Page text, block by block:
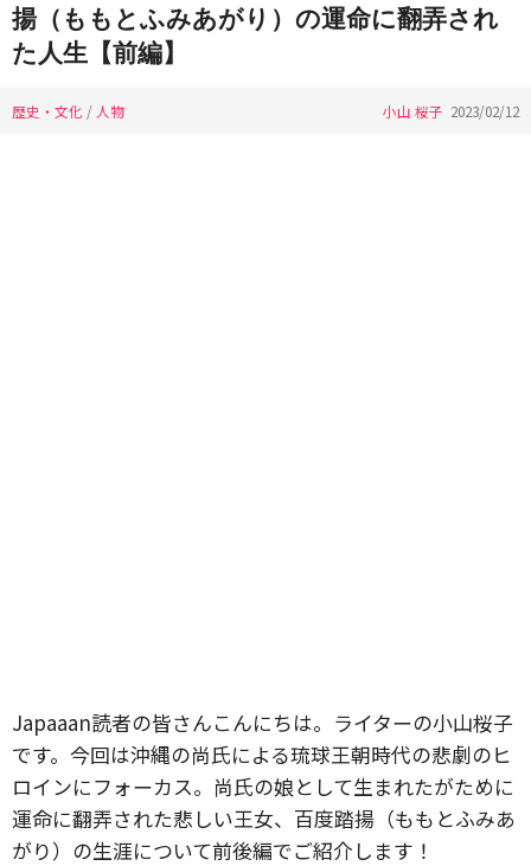
揚（ももとふみあがり）の運命に翻弄され
た人生【前編】
歴史・文化 / 人物 小山 桜子 2023/02/12
Japaaan読者の皆さんこんにちは。ライターの小山桜子
です。今回は沖縄の尚氏による琉球王朝時代の悲劇のヒ
ロインにフォーカス。尚氏の娘として生まれたがために
運命に翻弄された悲しい王女、百度踏揚（ももとふみあ
がり）の生涯について前後編でご紹介します！